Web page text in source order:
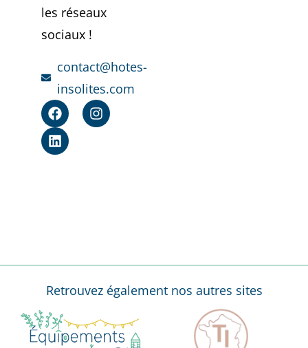
les réseaux
sociaux !
contact@hotes-
insolites.com
Retrouvez également nos autres sites